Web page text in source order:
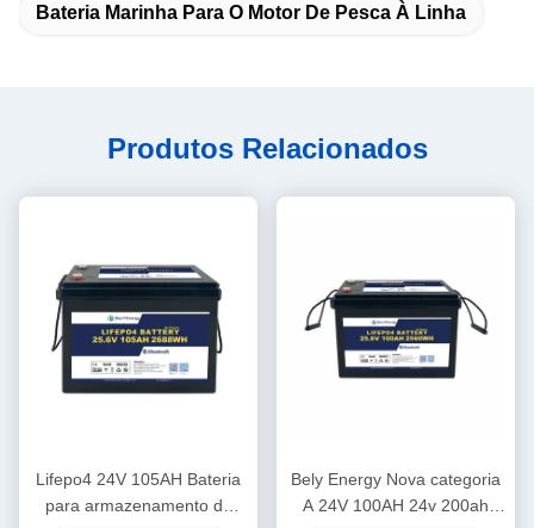
Bateria Marinha Para O Motor De Pesca À Linha
Produtos Relacionados
Lifepo4 24V 105AH Bateria
para armazenamento de
Bely Energy Nova categoria
A 24V 100AH 24v 200ah